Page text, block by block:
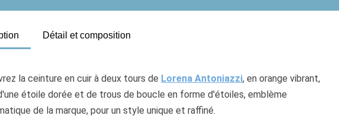
Détail et composition
la ceinture en cuir à deux tours de Lorena Antoniazzi, en orange vibrant,
étoile dorée et de trous de boucle en forme d'étoiles, emblème
de la marque, pour un style unique et raffiné.